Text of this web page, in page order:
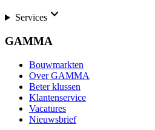
Services
GAMMA
Bouwmarkten
Over GAMMA
Beter klussen
Klantenservice
Vacatures
Nieuwsbrief